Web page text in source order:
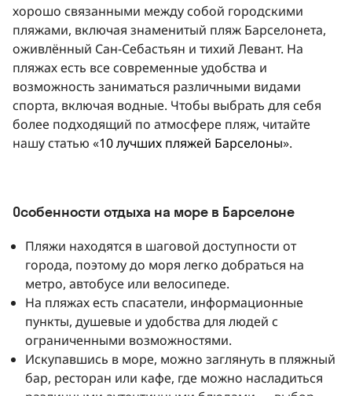
хорошо связанными между собой городскими
пляжами, включая знаменитый пляж Барселонета,
оживлённый Сан-Себастьян и тихий Левант. На
пляжах есть все современные удобства и
возможность заниматься различными видами
спорта, включая водные. Чтобы выбрать для себя
более подходящий по атмосфере пляж, читайте
нашу статью «10 лучших пляжей Барселоны».
Особенности отдыха на море в Барселоне
Пляжи находятся в шаговой доступности от
города, поэтому до моря легко добраться на
метро, ​​автобусе или велосипеде.
На пляжах есть спасатели, информационные
пункты, душевые и удобства для людей с
ограниченными возможностями.
Искупавшись в море, можно заглянуть в пляжный
бар, ресторан или кафе, где можно насладиться